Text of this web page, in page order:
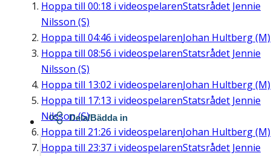
Hoppa till 00:18 i videospelarenStatsrådet Jennie
Nilsson (S)
Hoppa till 04:46 i videospelarenJohan Hultberg (M)
Hoppa till 08:56 i videospelarenStatsrådet Jennie
Nilsson (S)
Hoppa till 13:02 i videospelarenJohan Hultberg (M)
Hoppa till 17:13 i videospelarenStatsrådet Jennie
Nilsson (S)
Hoppa till 21:26 i videospelarenJohan Hultberg (M)
Hoppa till 23:37 i videospelarenStatsrådet Jennie
Dela/Bädda in